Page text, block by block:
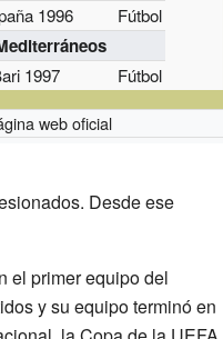
1996 Fútbol
1997 Fútbol
web oficial
Desde ese
el primer equipo del
y su equipo terminó en